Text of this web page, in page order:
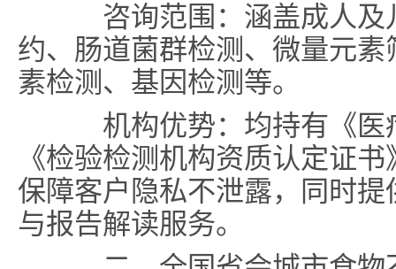
咨询范围：涵盖成人及
约、肠道菌群检测、微量元
素检测、基因检测等。
机构优势：均持有《医
《检验检测机构资质认定证
保障客户隐私不泄露，同时
与报告解读服务。